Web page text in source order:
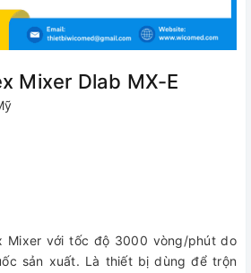
Mixer Dlab MX-E
Mixer với tốc độ 3000 vòng/phút do
sản xuất. Là thiết bị dùng để trộn